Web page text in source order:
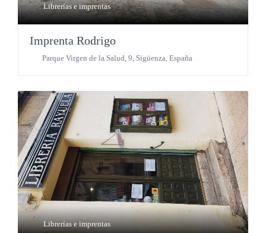
Librerías e imprentas
Imprenta Rodrigo
Parque Virgen de la Salud, 9, Sigüenza, España
Librerías e imprentas